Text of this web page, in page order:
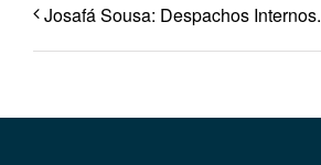
Josafá Sousa: Despachos Internos.